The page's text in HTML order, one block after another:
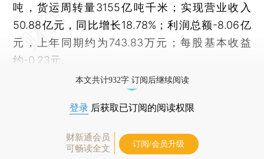
吨，货运周转量3155亿吨千米；实现营业收入
50.88亿元，同比增长18.78%；利润总额-8.06亿
元，上年同期约为743.83万元；每股基本收益
约-0.23元。
本文共计932字 订阅后继续阅读
登录 后获取已订阅的阅读权限
财新通会员
可畅读全文
订阅/会员升级